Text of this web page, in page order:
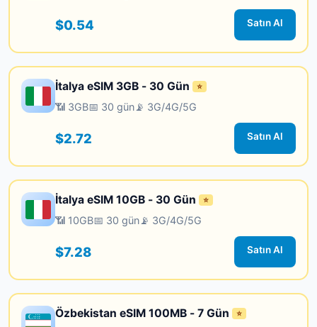
$0.54 Satın Al
İtalya eSIM 3GB - 30 Gün ⭐
📶 3GB📅 30 gün📡 3G/4G/5G
$2.72 Satın Al
İtalya eSIM 10GB - 30 Gün ⭐
📶 10GB📅 30 gün📡 3G/4G/5G
$7.28 Satın Al
Özbekistan eSIM 100MB - 7 Gün ⭐